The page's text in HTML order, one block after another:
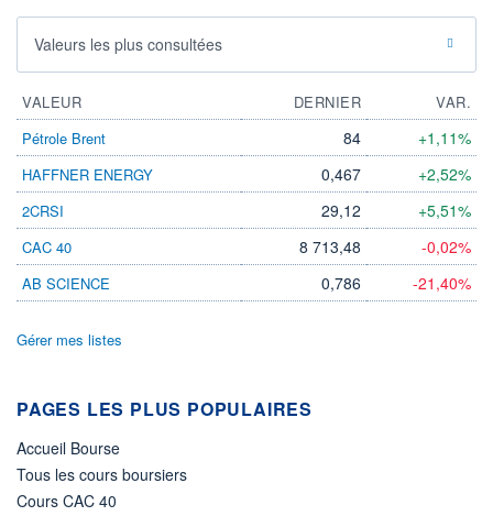
VOLUME
236 MEUR 26.01.26 / 12:00:03
LIMITE À LA
BAISSE
0,0000
HAUSSE
-
PER ESTIMÉ
DERNIER
DIVIDENDE
0,02 EUR (02/06/25) DIVIDENDE
ÉLIGIBILITÉ
Boursobank
Valeurs les plus consultées
VALEUR DERNIER
VAR.
Pétrole Brent
84 +1,11%
HAFFNER ENERGY 0,467 +2,52%
2CRSI 29,12 +5,51%
CAC 40 8 713,48 -0,02%
AB SCIENCE 0,786 -21,40%
Gérer mes listes
PAGES LES PLUS POPULAIRES
Accueil Bourse
Tous les cours boursiers
Cours CAC 40